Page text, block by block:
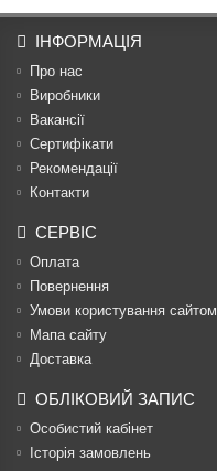
ІНФОРМАЦІЯ
Про нас
Виробники
Вакансії
Сертифікати
Рекомендації
Контакти
СЕРВІС
Оплата
Повернення
Умови користування сайтом
Мапа сайту
Доставка
ОБЛІКОВИЙ ЗАПИС
Особистий кабінет
Історія замовлень